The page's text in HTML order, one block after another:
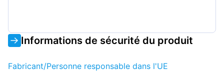
Informations de sécurité du produit
Fabricant/Personne responsable dans l'UE